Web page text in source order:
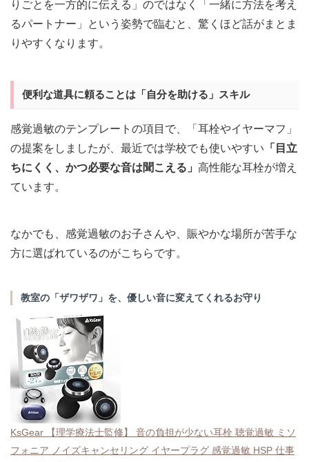
りごとを一方的に伝える」のではなく「一緒に方法を考え
るパートナー」という姿勢で臨むと、驚くほど話がまとま
りやすくなります。
便利な道具に頼ることは「自分を助ける」スキル
感覚過敏のテンプレートの項目で、「耳栓やイヤーマフ」
の提案をしましたが、最近では学校でも使いやすい 「目立
ちにくく、かつ必要な音は聞こえる」 高性能な耳栓が増え
ています。
なかでも、感覚過敏のお子さんや、賑やかな場所が苦手な
方に選ばれているのがこちらです。
教室の「ザワザワ」を、優しい音に変えてくれるお守り
KsGear 【理学療法士監修】 音の負担が少ない耳栓 聴覚過敏 ミソ
フォニア ノイズキャンセリング イヤープラグ 感覚過敏 HSP 仕事